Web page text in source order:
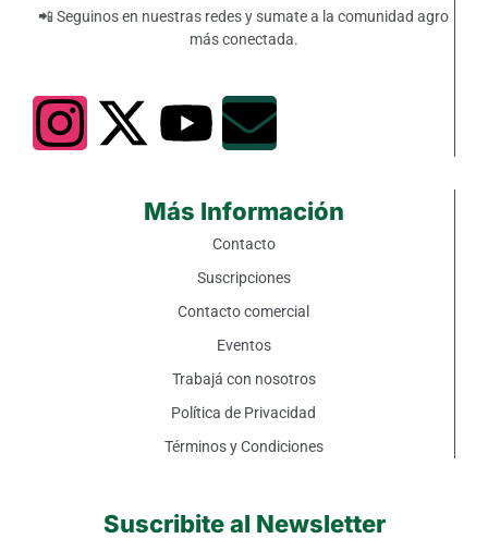
📲 Seguinos en nuestras redes y sumate a la comunidad agro
más conectada.
Más Información
Contacto
Suscripciones
Contacto comercial
Eventos
Trabajá con nosotros
Política de Privacidad
Términos y Condiciones
Suscribite al Newsletter